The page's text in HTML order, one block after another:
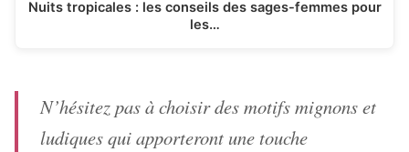
Nuits tropicales : les conseils des sages-femmes pour
les…
N’hésitez pas à choisir des motifs mignons et
ludiques qui apporteront une touche